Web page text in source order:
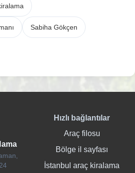
Sabiha Gökçen
Hızlı bağlantılar
Araç filosu
Bölge il sayfası
İstanbul araç kiralama